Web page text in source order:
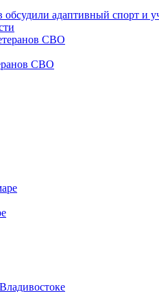
обсудили адаптивный спорт и
СВО